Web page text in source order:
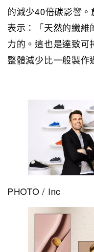
的減少40倍碳影響
表示：「天然的纖
力的。這也是達致
整體減少比一般製作
PHOTO / Inc